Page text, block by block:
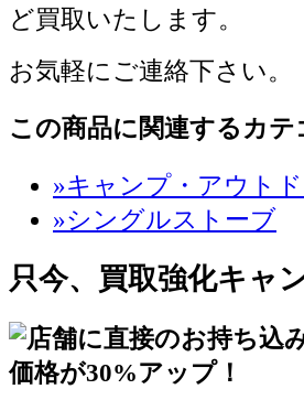
ど買取いたします。
お気軽にご連絡下さい。
この商品に関連するカ
»キャンプ・アウト
»シングルストーブ
只今、買取強化キャ